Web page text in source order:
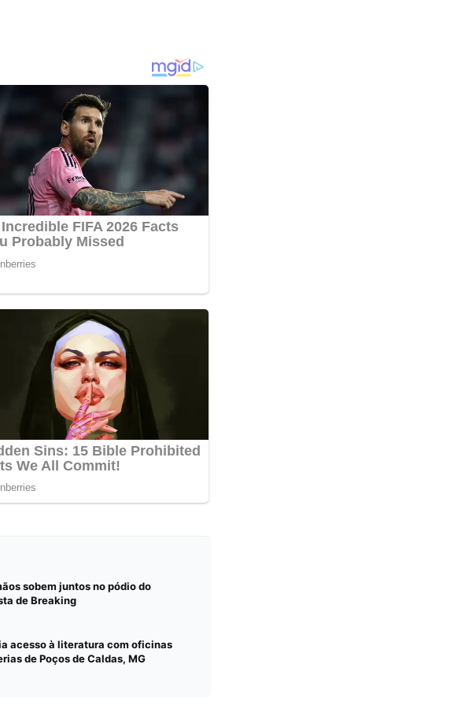
sobem juntos no pódio do
de Breaking
acesso à literatura com oficinas
de Poços de Caldas, MG